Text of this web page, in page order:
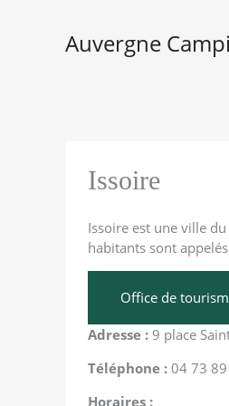
Auvergne
Issoire
Issoire est une ville
habitants sont
Office de
Adresse : 9 place
Téléphone : 04 73
Horaires :